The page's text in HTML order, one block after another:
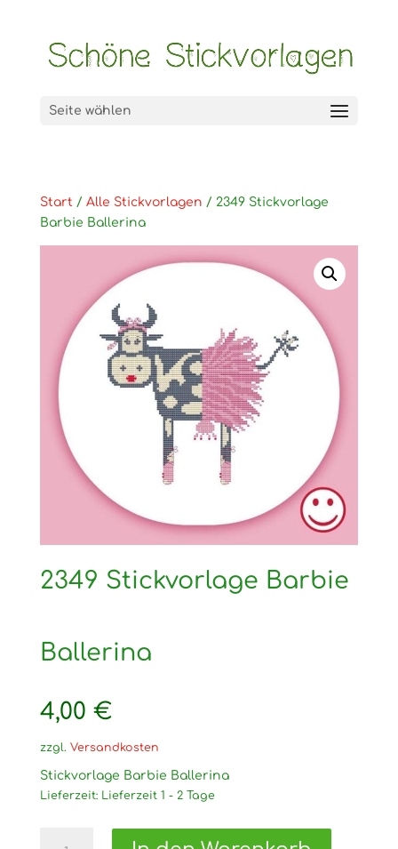
Seite wählen
Start / Alle Stickvorlagen / 2349 Stickvorlage
Barbie Ballerina
2349 Stickvorlage Barbie
Ballerina
4,00 €
zzgl. Versandkosten
Stickvorlage Barbie Ballerina
Lieferzeit: Lieferzeit 1 - 2 Tage